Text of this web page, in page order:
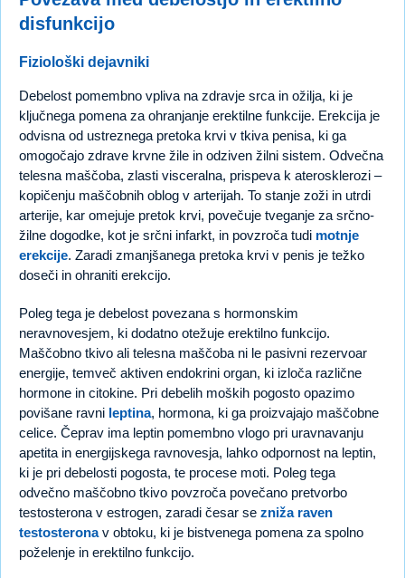
disfunkcijo
Fiziološki dejavniki
Debelost pomembno vpliva na zdravje srca in ožilja, ki je
ključnega pomena za ohranjanje erektilne funkcije. Erekcija je
odvisna od ustreznega pretoka krvi v tkiva penisa, ki ga
omogočajo zdrave krvne žile in odziven žilni sistem. Odvečna
telesna maščoba, zlasti visceralna, prispeva k aterosklerozi –
kopičenju maščobnih oblog v arterijah. To stanje zoži in utrdi
arterije, kar omejuje pretok krvi, povečuje tveganje za srčno-
žilne dogodke, kot je srčni infarkt, in povzroča tudi motnje
erekcije. Zaradi zmanjšanega pretoka krvi v penis je težko
doseči in ohraniti erekcijo.
Poleg tega je debelost povezana s hormonskim
neravnovesjem, ki dodatno otežuje erektilno funkcijo.
Maščobno tkivo ali telesna maščoba ni le pasivni rezervoar
energije, temveč aktiven endokrini organ, ki izloča različne
hormone in citokine. Pri debelih moških pogosto opazimo
povišane ravni leptina, hormona, ki ga proizvajajo maščobne
celice. Čeprav ima leptin pomembno vlogo pri uravnavanju
apetita in energijskega ravnovesja, lahko odpornost na leptin,
ki je pri debelosti pogosta, te procese moti. Poleg tega
odvečno maščobno tkivo povzroča povečano pretvorbo
testosterona v estrogen, zaradi česar se zniža raven
testosteronav obtoku, ki je bistvenega pomena za spolno
poželenje in erektilno funkcijo.